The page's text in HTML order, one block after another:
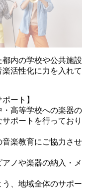
内の学校や公共施設
活性化に力を入れて
ート】
高等学校への楽器の
ポートを行っており
楽教育にご協力させ
ノや楽器の納入・メ
、地域全体のサポー